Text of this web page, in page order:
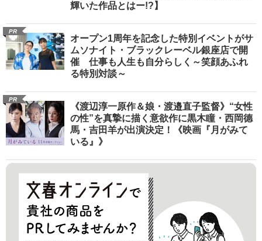
輝いた作品とはー!?】
PR
オープン1周年を記念した特別イベントがサ
ムソナイト・ブラックレーベル銀座店で開
催 仕事も人生も自分らしく～笑顔あふれ
る特別対談～
PR
《渡辺淳一原作＆娘・渡邉直子監督》“女性
の性”を真摯に描く意欲作に黒木瞳・西岡德
馬・吉田羊が出演決定！《映画『月がみて
いる』》